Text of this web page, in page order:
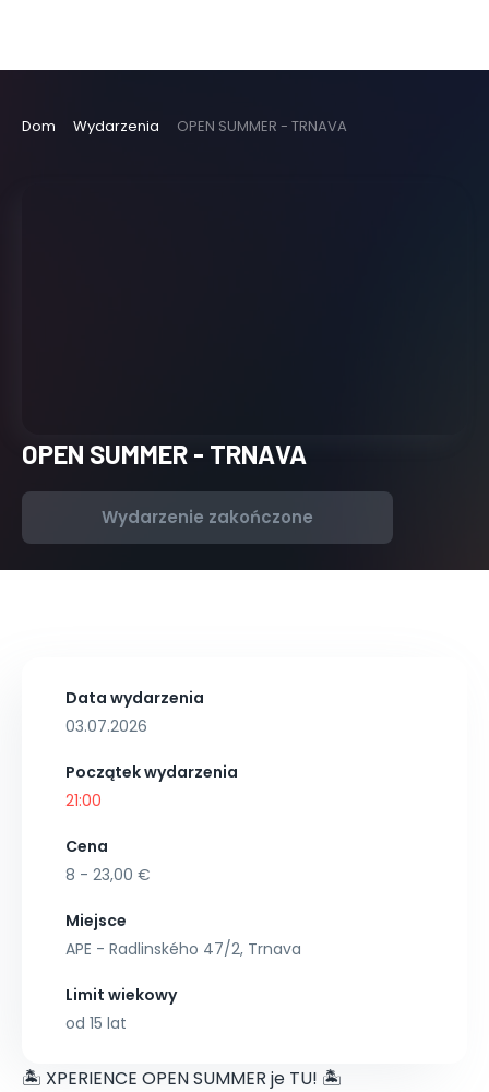
Dom Wydarzenia OPEN SUMMER - TRNAVA
OPEN SUMMER - TRNAVA
Wydarzenie zakończone
Data wydarzenia
03.07.2026
Początek wydarzenia
21:00
Cena
8 - 23,00 €
Miejsce
APE - Radlinského 47/2, Trnava
Limit wiekowy
od 15 lat
🏝️ XPERIENCE OPEN SUMMER je TU! 🏝️